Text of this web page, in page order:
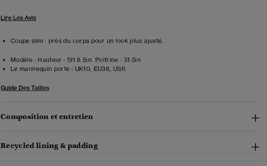
Lire Les Avis
Coupe slim : près du corps pour un look plus ajusté.
Modèle : Hauteur : 5ft 8.5in. Poitrine : 31.5in
Le mannequin porte : UK10, EU38, US6
Guide Des Tailles
Composition et entretien
Recycled lining & padding